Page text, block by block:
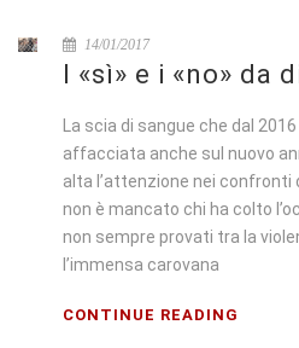
14/01/2017
I «sì» e i «no» da
La scia di sangue che dal
affacciata anche sul nuovo
alta l’attenzione nei confronti
non è mancato chi ha colto
non sempre provati tra la
l’immensa carovana
CONTINUE READING